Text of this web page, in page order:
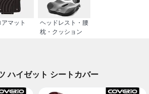
アマット
ヘッドレスト・腰
枕・クッション
ハイゼット シートカバー